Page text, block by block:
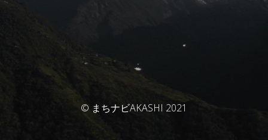
© まちナビAKASHI 2021